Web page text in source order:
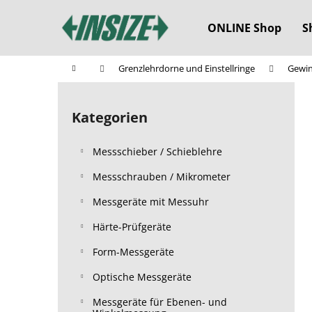
ONLINE Shop
StartseiteGrenzlehrdorne und Einstellringe
S
Kategorien
überspringen
Kategorien
Messschieber / Schieblehre
Messschrauben / Mikrometer
Messgeräte mit Messuhr
Härte-Prüfgeräte
Form-Messgeräte
Optische Messgeräte
Messgeräte für Ebenen- und
e
Zurück
zum
Zurück
zum